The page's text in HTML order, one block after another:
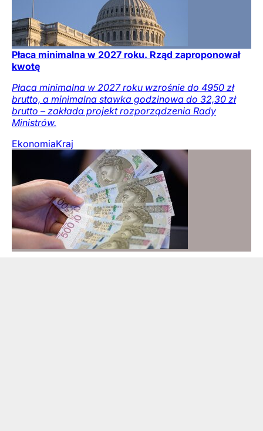
Płaca minimalna w 2027 roku. Rząd zaproponował
kwotę
Płaca minimalna w 2027 roku wzrośnie do 4950 zł
brutto, a minimalna stawka godzinowa do 32,30 zł
brutto – zakłada projekt rozporządzenia Rady
Ministrów.
EkonomiaKraj